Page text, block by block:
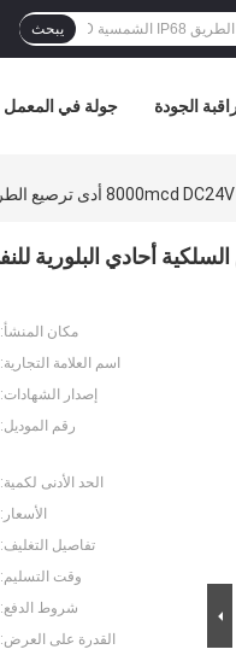
يبحث
جولة في المعمل الجودة
8000mcd DC24V أدى ترصيع الطريق السلكية أحادي البلورية للنفق
مكان المنشأ:
اسم العلامة التجارية:
إصدار الشهادات:
رقم الموديل:
الحد الأدنى لكمية:
الأسعار:
تفاصيل التغليف:
وقت التسليم:
شروط الدفع:
القدرة على العرض: